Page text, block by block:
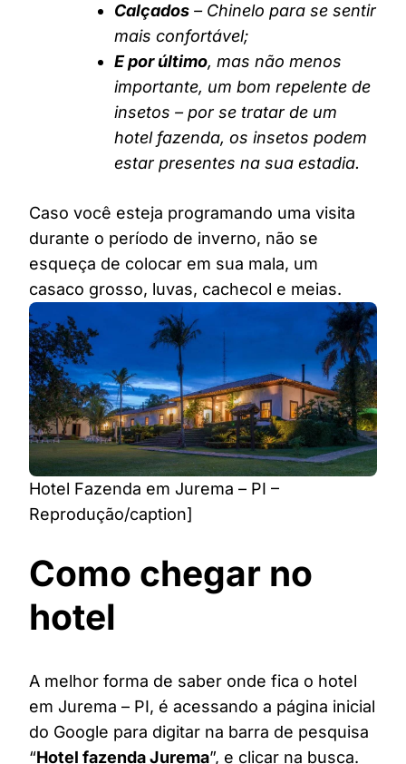
Calçados – Chinelo para se sentir
mais confortável;
E por último, mas não menos
importante, um bom repelente de
insetos – por se tratar de um
hotel fazenda, os insetos podem
estar presentes na sua estadia.
Caso você esteja programando uma visita
durante o período de inverno, não se
esqueça de colocar em sua mala, um
casaco grosso, luvas, cachecol e meias.
Hotel Fazenda em Jurema – PI –
Reprodução/caption]
Como chegar no
hotel
A melhor forma de saber onde fica o hotel
em Jurema – PI, é acessando a página inicial
do Google para digitar na barra de pesquisa
“Hotel fazenda Jurema”, e clicar na busca.